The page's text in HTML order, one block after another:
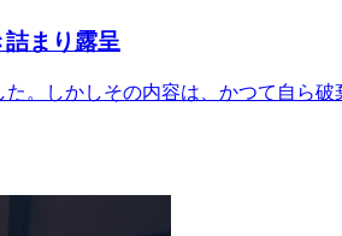
まり露呈
。しかしその内容は、かつて自ら